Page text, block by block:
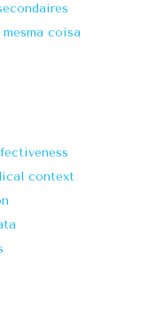
coisa
context